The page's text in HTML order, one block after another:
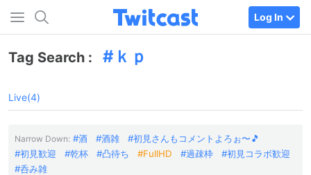
Log In
Tag Search : ｋｐ
Live(4)
Narrow Down: 酒 酒雑
初見さんもコメントよろぉ〜🎵
初見歓迎
乾杯 凸待ち FullHD 過疎枠
初見コラボ歓迎
呑み雑